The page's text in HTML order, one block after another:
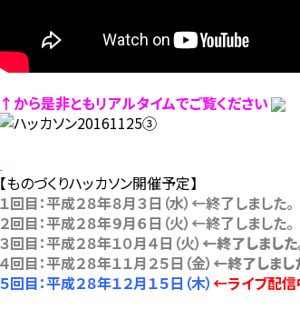
↑から是非ともリアルタイムでご覧ください
【ものづくりハッカソン開催予定】
１回目：平成２８年８月３日（水）←終了しました。
２回目：平成２８年９月６日（火）←終了しました。
３回目：平成２８年１０月４日（火） ←終了しました
４回目：平成２８年１１月２５日（金） ←終了しまし
５回目：平成２８年１２月１５日（木）←ライブ配信